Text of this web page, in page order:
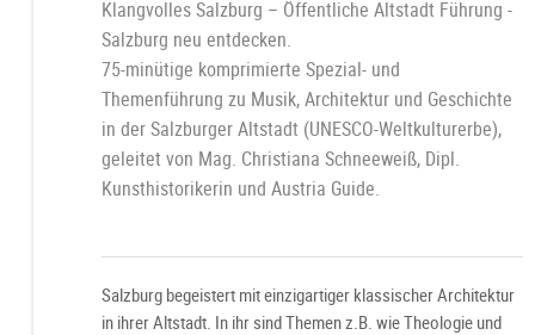
Klangvolles Salzburg – Öffentliche Altstadt Führung -
Salzburg neu entdecken.
75-minütige komprimierte Spezial- und
Themenführung zu Musik, Architektur und Geschichte
in der Salzburger Altstadt (UNESCO-Weltkulturerbe),
geleitet von Mag. Christiana Schneeweiß, Dipl.
Kunsthistorikerin und Austria Guide.
Salzburg begeistert mit einzigartiger klassischer Architektur
in ihrer Altstadt. In ihr sind Themen z.B. wie Theologie und